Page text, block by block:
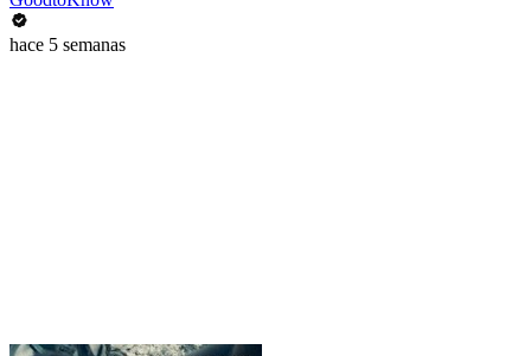
hace 5 semanas